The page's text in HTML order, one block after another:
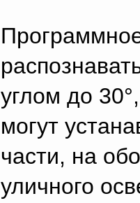
углом до
могут
части, на
уличного